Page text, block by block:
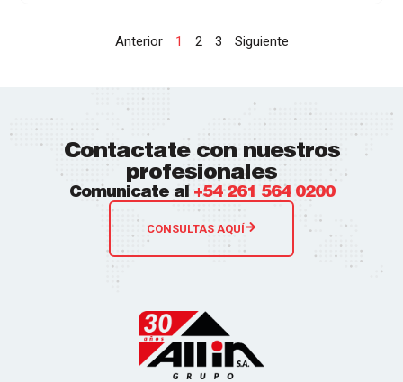
Anterior 1 2 3 Siguiente
Contactate con nuestros
profesionales
Comunicate al +54 261 564 0200
CONSULTAS AQUÍ